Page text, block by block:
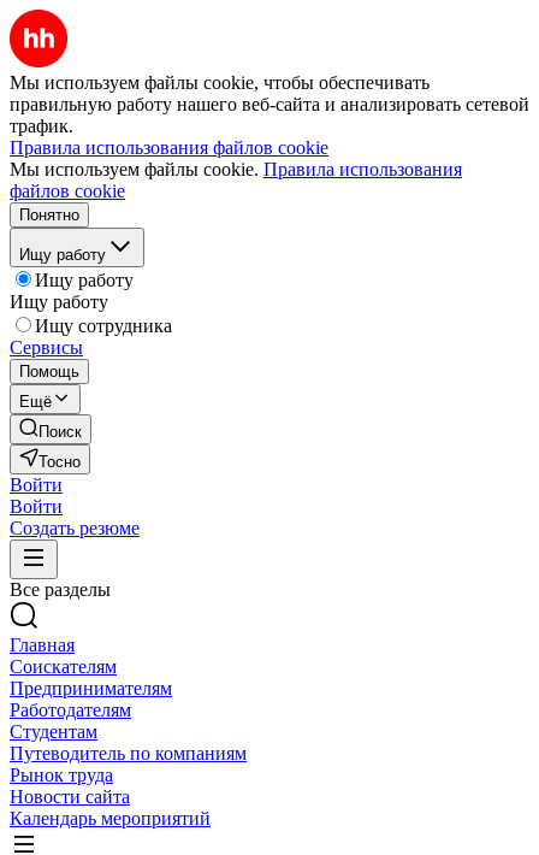
Мы используем файлы cookie, чтобы обеспечивать
правильную работу нашего веб-сайта и анализировать сетевой
трафик.
Правила использования файлов cookie
Мы используем файлы cookie. Правила использования
файлов cookie
Понятно
Ищу работу
Ищу работу
Ищу работу
Ищу сотрудника
Сервисы
Помощь
Ещё
Поиск
Тосно
Войти
Войти
Создать резюме
Все разделы
Главная
Соискателям
Предпринимателям
Работодателям
Студентам
Путеводитель по компаниям
Рынок труда
Новости сайта
Календарь мероприятий